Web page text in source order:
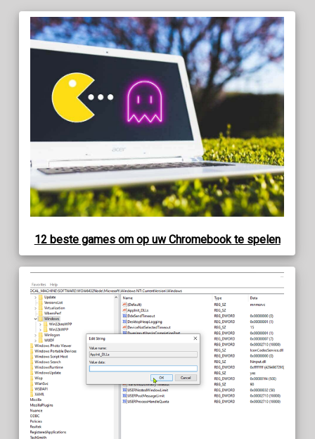
12 beste games om op uw Chromebook te spelen